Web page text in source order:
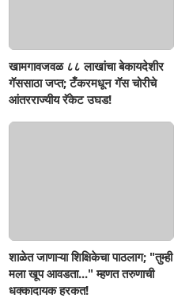
खामगावजवळ ८८ लाखांचा बेकायदेशीर
गॅससाठा जप्त; टँकरमधून गॅस चोरीचे
आंतरराज्यीय रॅकेट उघड!
शाळेत जाणाऱ्या शिक्षिकेचा पाठलाग; "तुम्ही
मला खूप आवडता..." म्हणत तरुणाची
धक्कादायक हरकत!